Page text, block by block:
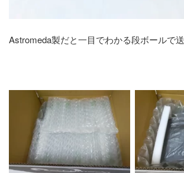
Astromeda製だと一目でわかる段ボールで送